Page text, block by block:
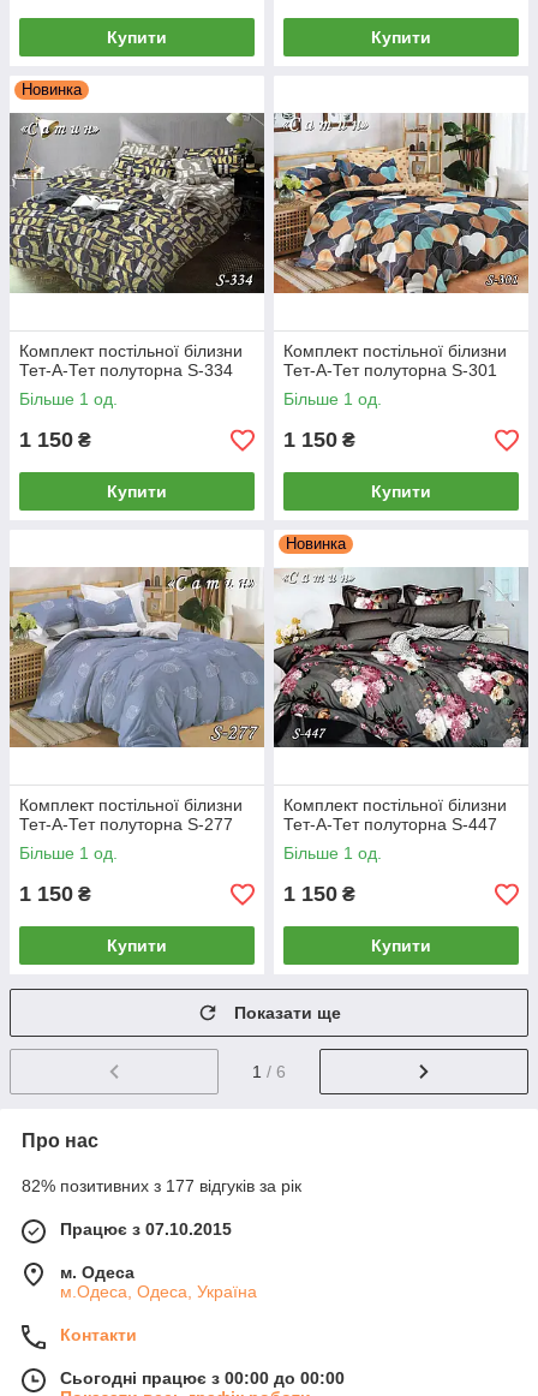
Купити Купити
Новинка
Комплект постільної білизни
Тет-А-Тет полуторна S-334
Більше 1 од.
1 150 ₴
Купити
Комплект постільної білизни
Тет-А-Тет полуторна S-301
Більше 1 од.
1 150 ₴
Купити
Комплект постільної білизни
Тет-А-Тет полуторна S-277
Більше 1 од.
1 150 ₴
Купити
Новинка
Комплект постільної білизни
Тет-А-Тет полуторна S-447
Більше 1 од.
1 150 ₴
Купити
Показати ще
1 / 6
Про нас
82% позитивних з 177 відгуків за рік
Працює з 07.10.2015
м. Одеса
м.Одеса, Одеса, Україна
Контакти
Сьогодні працює з 00:00 до 00:00